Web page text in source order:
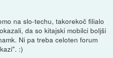
na slo-techu, takorekoč filialo
da so kitajski mobilci boljši
Ni pa treba celoten forum
:)